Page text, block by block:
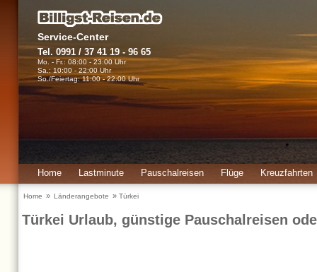
Service-Center
Tel. 0991 / 37 41 19 - 96 65
Mo. - Fr.: 08:00 - 23:00 Uhr
Sa.: 10:00 - 22:00 Uhr
So./Feiertag: 11:00 - 22:00 Uhr
Home Lastminute Pauschalreisen Flüge
Kreuzfahrten
Urlaubsinfos
Home » Länderangebote » Türkei
Türkei Urlaub, günstige Pauschalreisen